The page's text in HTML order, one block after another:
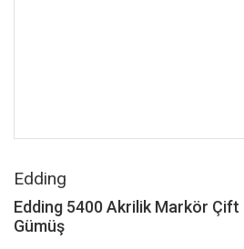
Edding
Edding 5400 Akrilik Markör Çift
Gümüş